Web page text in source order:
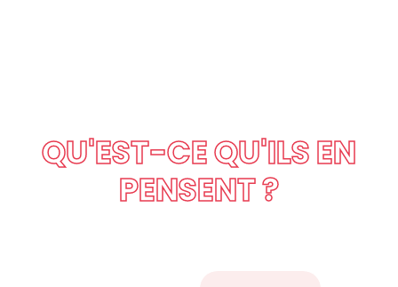
QU'EST-CE QU'ILS EN
PENSENT ?